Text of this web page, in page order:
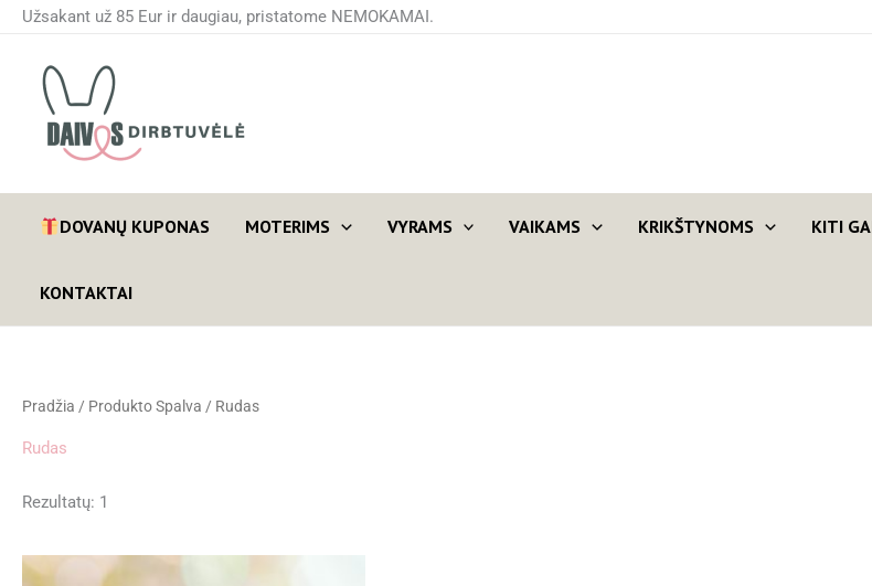
Pereiti
turinio
Užsakant už 85 Eur ir daugiau, pristatome NEMOKAMAI.
DOVANŲ KUPONAS MOTERIMS VYRAMS VAIKAMS KRIKŠTYNOMS KITI
KONTAKTAI
Pradžia / Produkto Spalva / Rudas
Rudas
Rezultatų: 1